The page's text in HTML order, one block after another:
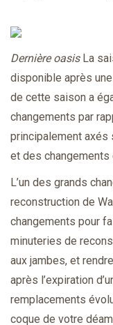
Dernière oasis La
disponible après
de cette saison a
changements par
principalement
et des changements
L’un des grands
reconstruction de
changements pour
minuteries de
aux jambes, et
après l’expiration
remplacements
coque de votre